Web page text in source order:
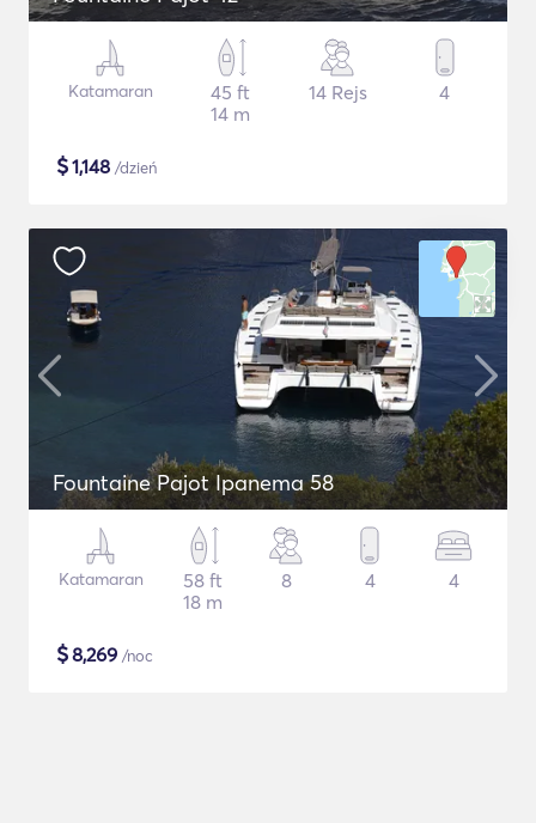
Katamaran
45 ft
14 m
14 Rejs 4
$1,148 /dzień
Fountaine Pajot Ipanema 58
Katamaran
58 ft
18 m
8 4 4
$8,269 /noc